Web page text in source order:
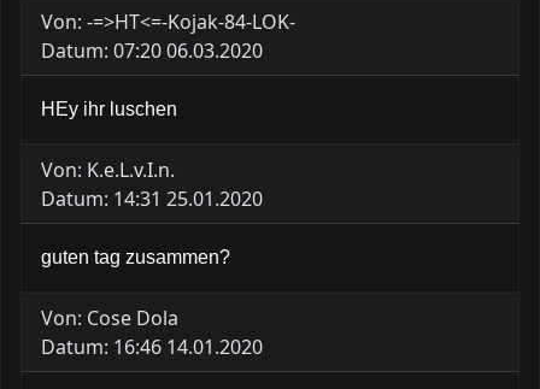
Von: -=>HT<=-Kojak-84-LOK-
Datum: 07:20 06.03.2020
HEy ihr luschen
Von: K.e.L.v.I.n.
Datum: 14:31 25.01.2020
guten tag zusammen?
Von: Cose Dola
Datum: 16:46 14.01.2020